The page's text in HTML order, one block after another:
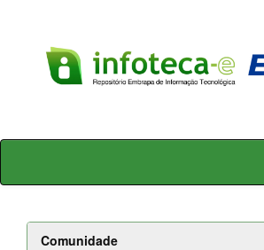
Skip
Comunidade